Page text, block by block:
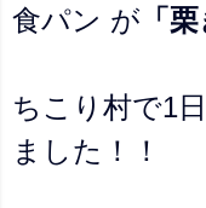
食パン が 「
ちこり村で1
ました！！